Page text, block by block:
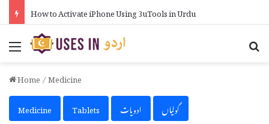
How to Activate iPhone Using 3uTools in Urdu
Menu
Home/Medicine
Medicine
Tablets ادویات گولیاں